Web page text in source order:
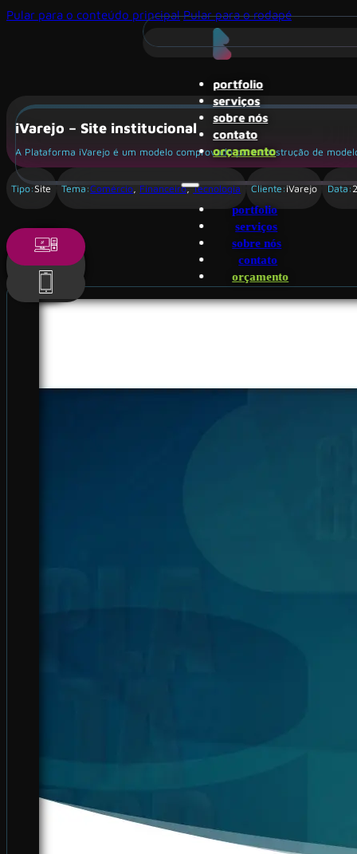
Pular para o conteúdo principal Pular para o rodapé
portfolio
serviços
sobre nós
contato
orçamento
portfolio
serviços
sobre nós
contato
orçamento
iVarejo – Site institucional
A Plataforma iVarejo é um modelo comprovado para construção de
Tipo: Site Tema:Comércio Financeiro,Tecnologia Cliente: iVarejo Data: